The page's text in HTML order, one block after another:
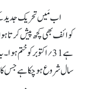
اب مَیں تحریک جدید
کوائف بھی کچھ پیش کرتا
سال شروع ہو چکا ہے جس